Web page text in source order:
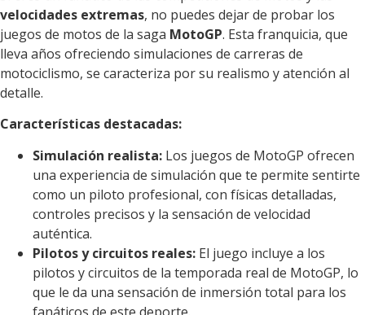
velocidades extremas, no puedes dejar de probar los
juegos de motos de la saga MotoGP. Esta franquicia, que
lleva años ofreciendo simulaciones de carreras de
motociclismo, se caracteriza por su realismo y atención al
detalle.
Características destacadas:
Simulación realista: Los juegos de MotoGP ofrecen
una experiencia de simulación que te permite sentirte
como un piloto profesional, con físicas detalladas,
controles precisos y la sensación de velocidad
auténtica.
Pilotos y circuitos reales: El juego incluye a los
pilotos y circuitos de la temporada real de MotoGP, lo
que le da una sensación de inmersión total para los